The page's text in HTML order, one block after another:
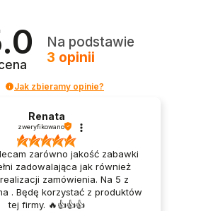
Na podstawie
3 opinii
Jak zbieramy opinie?
Renata
zweryfikowano
zarówno jakość zabawki
zadowalająca jak również
zamówienia. Na 5 z
. Będę korzystać z produktów
tej firmy. 🔥👍️👍️👍️